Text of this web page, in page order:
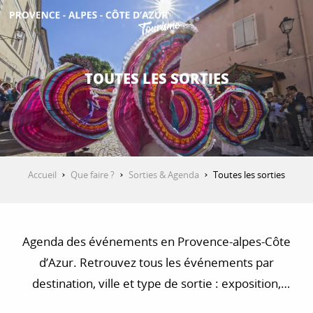
Aller
contenu
principal
DÉCOUVRIR
QUE FAIRE ?
SÉJOURNER
TOUTES LES SORTIES
Accueil Que faire ? Sorties & Agenda Toutes les sorties
Agenda des événements en Provence-alpes-Côte
d’Azur. Retrouvez tous les événements par
destination, ville et type de sortie : exposition,